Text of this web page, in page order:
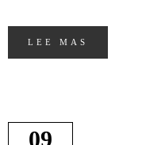
LEE MAS
09